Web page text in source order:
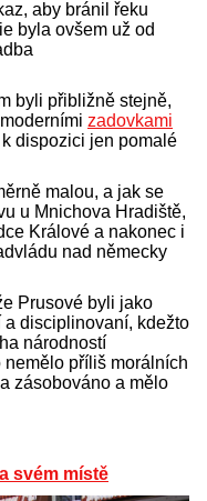
aby bránil řeku
byla ovšem už od
byli přibližně stejně,
zadovkami
dispozici jen pomalé
malou, a jak se
u Mnichova Hradiště,
Králové a nakonec i
nad německy
Prusové byli jako
disciplinovaní, kdežto
národností
příliš morálních
zásobováno a mělo
svém místě